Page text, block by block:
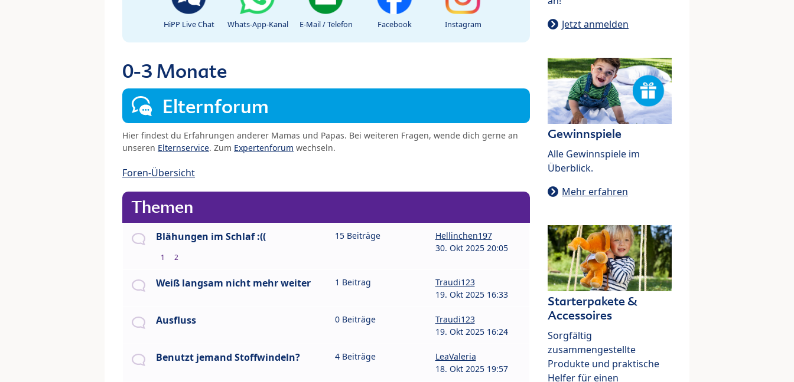
HiPP Live Chat Whats-App-Kanal E-Mail / Telefon Facebook Instagram
0-3 Monate
Elternforum
Hier findest du Erfahrungen anderer Mamas und Papas. Bei weiteren Fragen, wende dich gerne an
unseren Elternservice. Zum Expertenforum wechseln.
Foren-Übersicht
Themen
Blähungen im Schlaf :((
1 2
15 Beiträge
Hellinchen197
30. Okt 2025 20:05
Weiß langsam nicht mehr weiter 1 Beitrag
Traudi123
19. Okt 2025 16:33
Ausfluss 0 Beiträge
Traudi123
19. Okt 2025 16:24
Benutzt jemand Stoffwindeln? 4 Beiträge
LeaValeria
18. Okt 2025 19:57
Jetzt anmelden
Gewinnspiele
Alle Gewinnspiele im
Überblick.
Mehr erfahren
Starterpakete &
Accessoires
Sorgfältig
zusammengestellte
Produkte und praktische
Helfer für einen